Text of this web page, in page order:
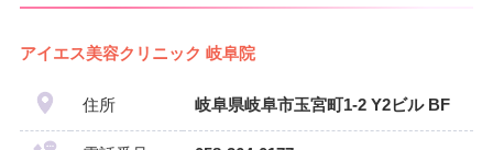
アイエス美容クリニック 岐阜院
住所 岐阜県岐阜市玉宮町1-2 Y2ビル BF